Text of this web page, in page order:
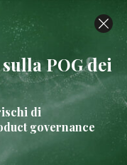
POG dei
di
governance